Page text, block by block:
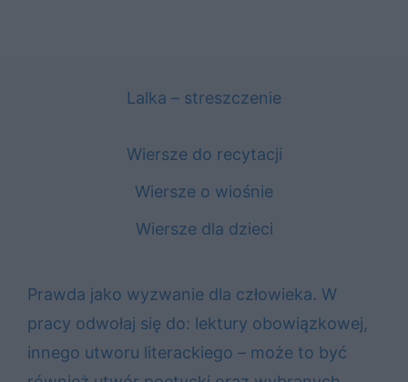
Lalka – streszczenie
Wiersze do recytacji
Wiersze o wiośnie
Wiersze dla dzieci
Prawda jako wyzwanie dla człowieka. W
pracy odwołaj się do: lektury obowiązkowej,
innego utworu literackiego – może to być